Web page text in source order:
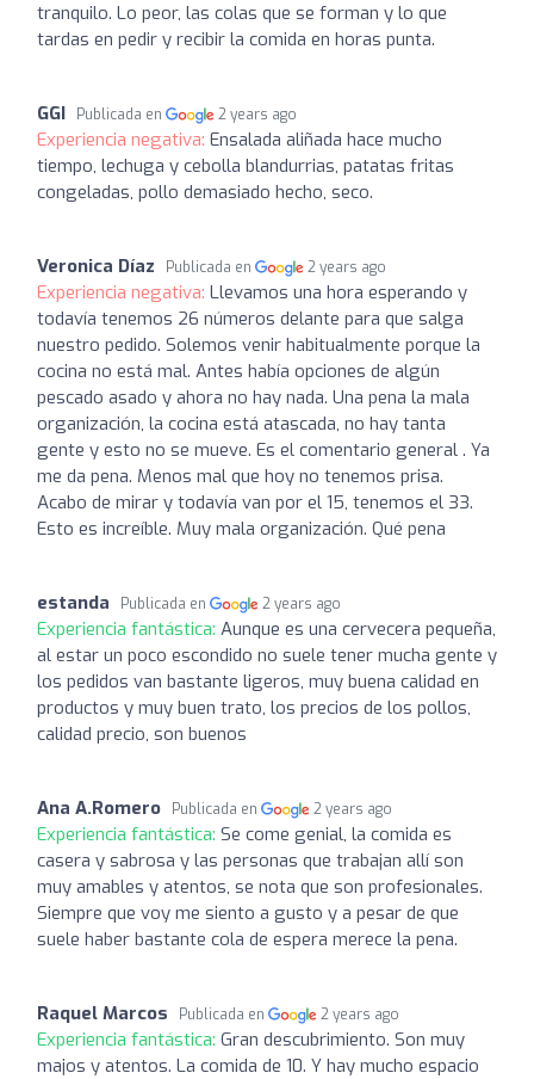
tranquilo. Lo peor, las colas que se forman y lo que
tardas en pedir y recibir la comida en horas punta.
GGI Publicada en 2 years ago
Experiencia negativa: Ensalada aliñada hace mucho
tiempo, lechuga y cebolla blandurrias, patatas fritas
congeladas, pollo demasiado hecho, seco.
Veronica Díaz Publicada en 2 years ago
Experiencia negativa: Llevamos una hora esperando y
todavía tenemos 26 números delante para que salga
nuestro pedido. Solemos venir habitualmente porque la
cocina no está mal. Antes había opciones de algún
pescado asado y ahora no hay nada. Una pena la mala
organización, la cocina está atascada, no hay tanta
gente y esto no se mueve. Es el comentario general . Ya
me da pena. Menos mal que hoy no tenemos prisa.
Acabo de mirar y todavía van por el 15, tenemos el 33.
Esto es increíble. Muy mala organización. Qué pena
estanda Publicada en 2 years ago
Experiencia fantástica: Aunque es una cervecera pequeña,
al estar un poco escondido no suele tener mucha gente y
los pedidos van bastante ligeros, muy buena calidad en
productos y muy buen trato, los precios de los pollos,
calidad precio, son buenos
Ana A.Romero Publicada en 2 years ago
Experiencia fantástica: Se come genial, la comida es
casera y sabrosa y las personas que trabajan allí son
muy amables y atentos, se nota que son profesionales.
Siempre que voy me siento a gusto y a pesar de que
suele haber bastante cola de espera merece la pena.
Raquel Marcos Publicada en 2 years ago
Experiencia fantástica: Gran descubrimiento. Son muy
majos y atentos. La comida de 10. Y hay mucho espacio